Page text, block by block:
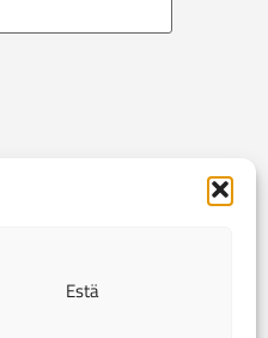
Estä